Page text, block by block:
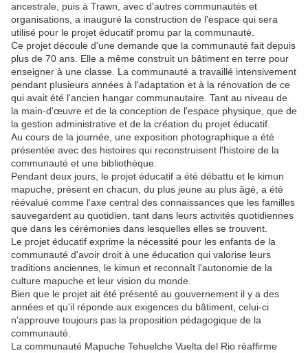
ancestrale, puis à Trawn, avec d'autres communautés et
organisations, a inauguré la construction de l'espace qui sera
utilisé pour le projet éducatif promu par la communauté.
Ce projet découle d'une demande que la communauté fait depuis
plus de 70 ans. Elle a même construit un bâtiment en terre pour
enseigner à une classe. La communauté a travaillé intensivement
pendant plusieurs années à l'adaptation et à la rénovation de ce
qui avait été l'ancien hangar communautaire. Tant au niveau de
la main-d'œuvre et de la conception de l'espace physique, que de
la gestion administrative et de la création du projet éducatif.
Au cours de la journée, une exposition photographique a été
présentée avec des histoires qui reconstruisent l'histoire de la
communauté et une bibliothèque.
Pendant deux jours, le projet éducatif a été débattu et le kimun
mapuche, présent en chacun, du plus jeune au plus âgé, a été
réévalué comme l'axe central des connaissances que les familles
sauvegardent au quotidien, tant dans leurs activités quotidiennes
que dans les cérémonies dans lesquelles elles se trouvent.
Le projet éducatif exprime la nécessité pour les enfants de la
communauté d'avoir droit à une éducation qui valorise leurs
traditions anciennes, le kimun et reconnaît l'autonomie de la
culture mapuche et leur vision du monde.
Bien que le projet ait été présenté au gouvernement il y a des
années et qu'il réponde aux exigences du bâtiment, celui-ci
n'approuve toujours pas la proposition pédagogique de la
communauté.
La communauté Mapuche Tehuelche Vuelta del Rio réaffirme